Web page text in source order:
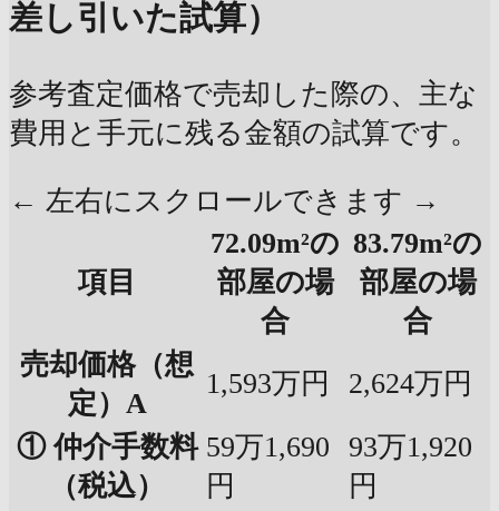
差し引いた試算）
参考査定価格で売却した際の、主な
費用と手元に残る金額の試算です。
← 左右にスクロールできます →
項目
72.09m²の
部屋の場
合
83.79m²の
部屋の場
合
売却価格（想
定）A
1,593万円
2,624万円
① 仲介手数料
（税込）
59万1,690
円
93万1,920
円